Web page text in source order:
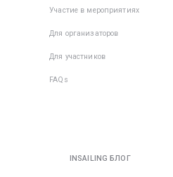
Участие в мероприятиях
Для организаторов
Для участников
FAQs
INSAILING БЛОГ